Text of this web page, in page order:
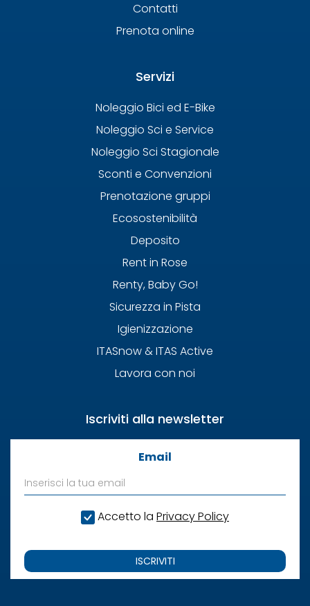
Contatti
Prenota online
Servizi
Noleggio Bici ed E-Bike
Noleggio Sci e Service
Noleggio Sci Stagionale
Sconti e Convenzioni
Prenotazione gruppi
Ecosostenibilità
Deposito
Rent in Rose
Renty, Baby Go!
Sicurezza in Pista
Igienizzazione
ITASnow & ITAS Active
Lavora con noi
Iscriviti alla newsletter
Email
Accetto la Privacy Policy
ISCRIVITI